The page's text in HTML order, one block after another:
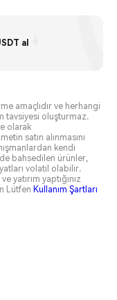
al
amaçlıdır ve herhangi
tavsiyesi oluşturmaz.
olarak
satın alınmasını
kendi
bahsedilen ürünler,
volatil olabilir.
yatırım yaptığınız
Lütfen Kullanım Şartları